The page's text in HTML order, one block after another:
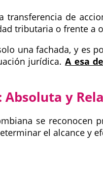
transferencia de
tributaria o frente a
una fachada, y es
jurídica. A esa
Absoluta y
se reconocen
el alcance y